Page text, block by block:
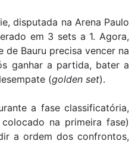
disputada na Arena Paulo
em 3 sets a 1. Agora,
de Bauru precisa vencer na
ganhar a partida, bater a
(golden set).
a fase classificatória,
na primeira fase)
a ordem dos confrontos,